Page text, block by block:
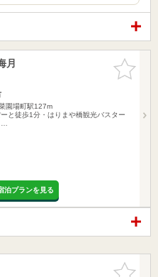
お気に入
りに追加
月
園場町駅127m
と徒歩1分・はりまや橋観光バスター
泊プランを見る
お気に入